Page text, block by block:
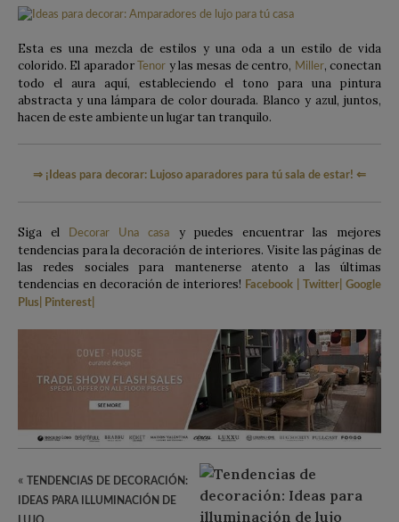
Esta es una mezcla de estilos y una oda a un estilo de vida
colorido. El aparador Tenor y las mesas de centro, Miller, conectan
todo el aura aquí, estableciendo el tono para una pintura
abstracta y una lámpara de color dourada. Blanco y azul, juntos,
hacen de este ambiente un lugar tan tranquilo.
⇒ ¡Ideas para decorar: Lujoso aparadores para tú sala de estar! ⇐
Siga el Decorar Una casa
y puedes encuentrar las mejores
tendencias para la decoración de interiores. Visite las páginas de
las redes sociales para mantenerse atento a las últimas
tendencias en decoración de interiores!
Facebook Twitter Google
Plus
Pinterest
«
TENDENCIAS DE DECORACIÓN:
IDEAS PARA ILLUMINACIÓN DE